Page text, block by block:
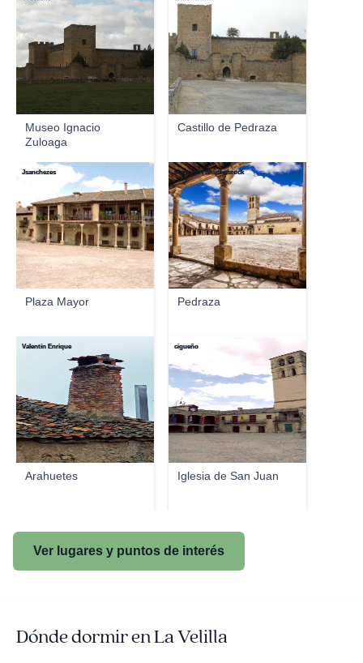
Museo Ignacio
Zuloaga
Castillo de Pedraza
Plaza Mayor
Jsanchezes
Pedraza
Marques / Shutterstock
Arahuetes
Valentín Enrique
Iglesia de San Juan
cigueño
Ver lugares y puntos de interés
Dónde dormir en La Velilla